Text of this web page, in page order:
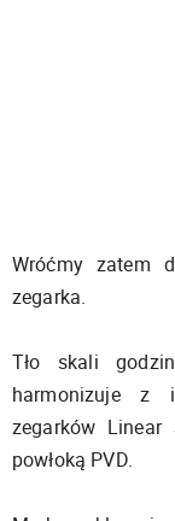
Wróćmy zatem
zegarka.
Tło skali
harmonizuje z
zegarków
powłoką PVD.